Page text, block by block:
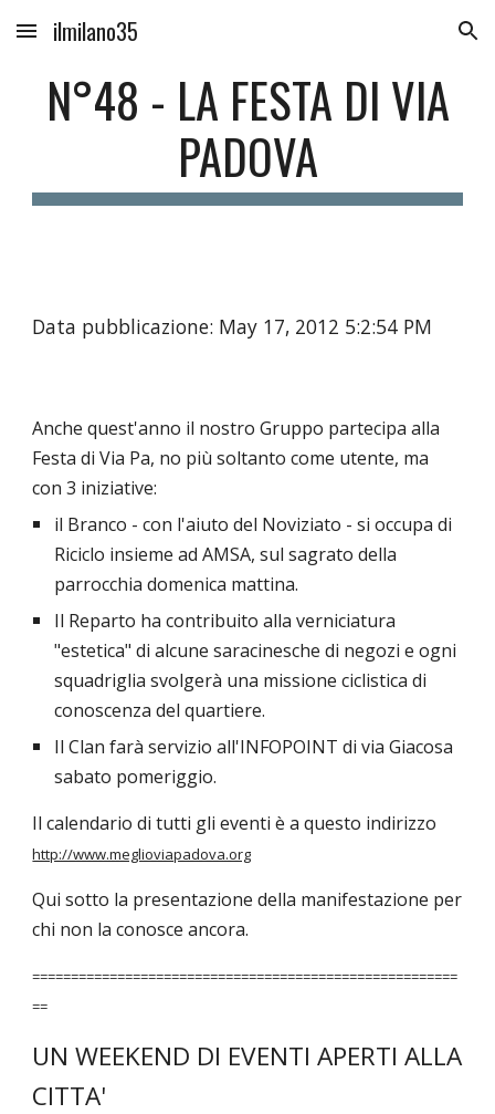
Skip to main content Skip to navigation
ilmilano35
N°48 - LA FESTA DI VIA
PADOVA
Data pubblicazione: May 17, 2012 5:2:54 PM
Anche quest'anno il nostro Gruppo partecipa alla
Festa di Via Pa, no più soltanto come utente, ma
con 3 iniziative:
il Branco - con l'aiuto del Noviziato - si occupa di
Riciclo insieme ad AMSA, sul sagrato della
parrocchia domenica mattina.
Il Reparto ha contribuito alla verniciatura
"estetica" di alcune saracinesche di negozi e ogni
squadriglia svolgerà una missione ciclistica di
conoscenza del quartiere.
Il Clan farà servizio all'INFOPOINT di via Giacosa
sabato pomeriggio.
Il calendario di tutti gli eventi è a questo indirizzo
http://www.meglioviapadova.org
Qui sotto la presentazione della manifestazione per
chi non la conosce ancora.
=======================================================
==
UN WEEKEND DI EVENTI APERTI ALLA
CITTA'